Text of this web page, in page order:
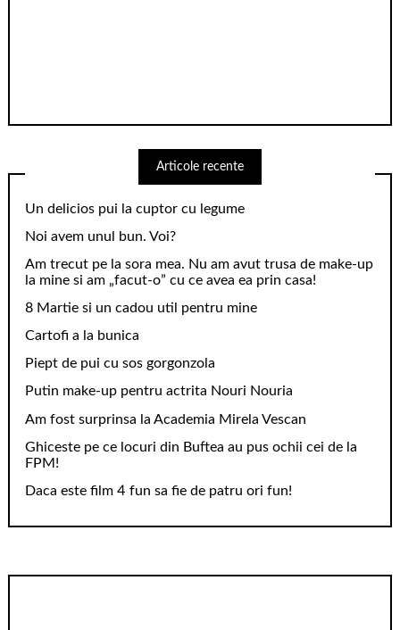
Articole recente
Un delicios pui la cuptor cu legume
Noi avem unul bun. Voi?
Am trecut pe la sora mea. Nu am avut trusa de make-up
la mine si am „facut-o” cu ce avea ea prin casa!
8 Martie si un cadou util pentru mine
Cartofi a la bunica
Piept de pui cu sos gorgonzola
Putin make-up pentru actrita Nouri Nouria
Am fost surprinsa la Academia Mirela Vescan
Ghiceste pe ce locuri din Buftea au pus ochii cei de la
FPM!
Daca este film 4 fun sa fie de patru ori fun!